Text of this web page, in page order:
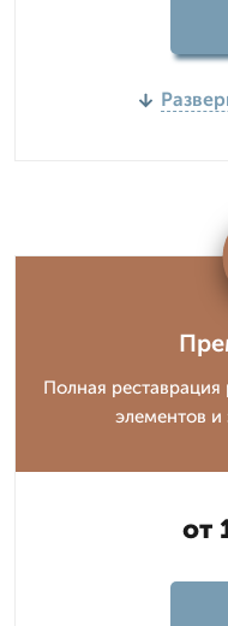
Полная
элементов
от